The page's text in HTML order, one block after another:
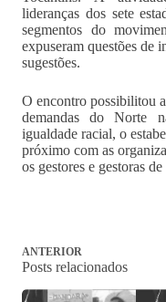
lideranças dos sete
segmentos do
expuseram questões de
sugestões.
O encontro possibilitou
demandas do Norte
igualdade racial, o
próximo com as
os gestores e gestoras
ANTERIOR
Posts relacionados